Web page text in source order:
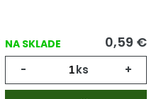
NA SKLADE 0,59 €
- ks +